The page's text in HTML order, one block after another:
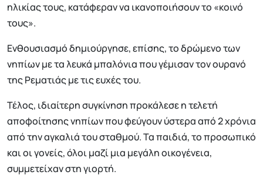
ηλικίας τους, κατάφεραν να ικανοποιήσουν το «κοινό
τους».
Ενθουσιασμό δημιούργησε, επίσης, το δρώμενο των
νηπίων με τα λευκά μπαλόνια που γέμισαν τον ουρανό
της Ρεματιάς με τις ευχές του.
Τέλος, ιδιαίτερη συγκίνηση προκάλεσε η τελετή
αποφοίτησης νηπίων που φεύγουν ύστερα από 2 χρόνια
από την αγκαλιά του σταθμού. Τα παιδιά, το προσωπικό
και οι γονείς, όλοι μαζί μια μεγάλη οικογένεια,
συμμετείχαν στη γιορτή.